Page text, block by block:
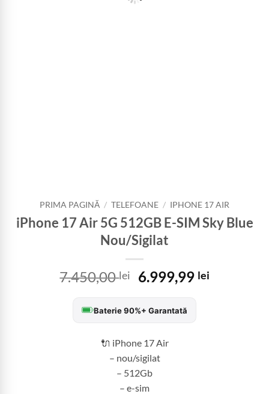
PRIMA PAGINĂ / TELEFOANE / IPHONE 17 AIR
iPhone 17 Air 5G 512GB E-SIM Sky Blue
Nou/Sigilat
7.450,00lei
Prețul
a
fost:
6.999,99 leiPrețul
Baterie 90%+ Garantată
🔌 iPhone 17 Air
– nou/sigilat
– 512Gb
– e-sim